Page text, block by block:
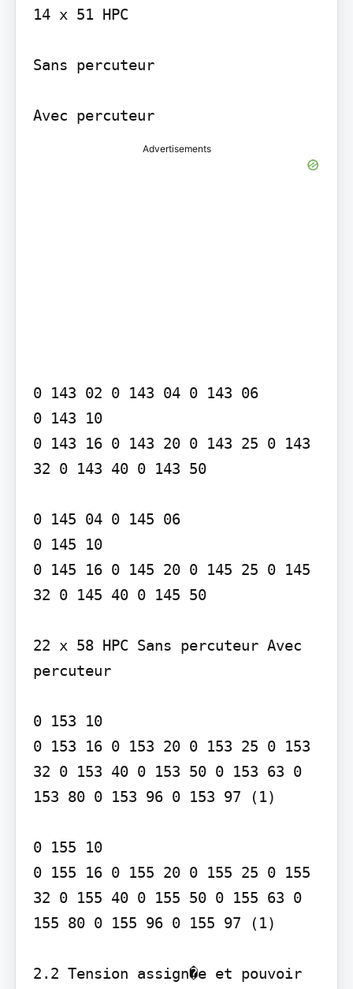
14 x 51 HPC
Sans percuteur
Avec percuteur
Advertisements
0 143 02 0 143 04 0 143 06
0 143 10
0 143 16 0 143 20 0 143 25 0 143
32 0 143 40 0 143 50
0 145 04 0 145 06
0 145 10
0 145 16 0 145 20 0 145 25 0 145
32 0 145 40 0 145 50
22 x 58 HPC Sans percuteur Avec
percuteur
0 153 10
0 153 16 0 153 20 0 153 25 0 153
32 0 153 40 0 153 50 0 153 63 0
153 80 0 153 96 0 153 97 (1)
0 155 10
0 155 16 0 155 20 0 155 25 0 155
32 0 155 40 0 155 50 0 155 63 0
155 80 0 155 96 0 155 97 (1)
2.2 Tension assign�e et pouvoir